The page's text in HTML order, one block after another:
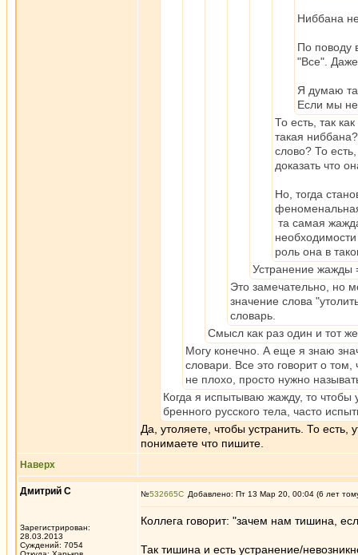
Ниббана
По поводу
"Все".
Я думаю
Если мы не
То есть, так
такая
слово? То
доказать что
Но, тогда
та самая
роль она в
Устранение жажды
Это замечательно, но
значение слова
словарь.
Смысл как раз один и тот
Могу конечно. А еще я знаю
словари. Все это говорит о
не плохо, просто нужно
Когда я испытываю жажду, то чтобы
бренного русского тела, часто
Да, утоляете, чтобы устранить. То
понимаете что пишите.
Наверх
Дмитрий С
Зарегистрирован:
28.03.2013
Суждений: 7054
№532665 Добавлено: Пт 13 Мар 20, 00:04 (6 лет
Коллега говорит: "зачем нам тишина,
Так тишина и есть устранение/